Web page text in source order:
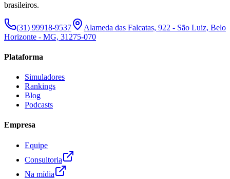
brasileiros.
(31) 99918-9537
Alameda das Falcatas, 922 - São Luiz, Belo
Horizonte - MG, 31275-070
Plataforma
Simuladores
Rankings
Blog
Podcasts
Empresa
Equipe
Consultoria
Na mídia